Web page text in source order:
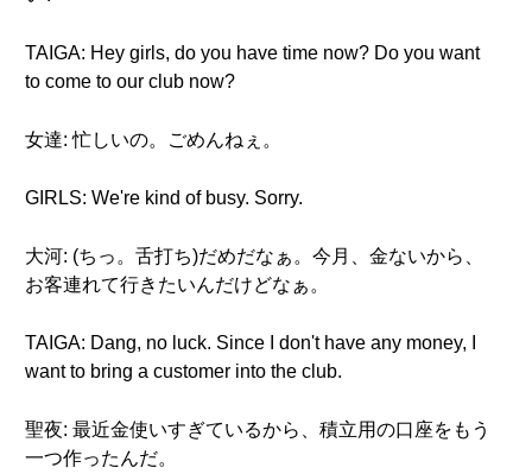
TAIGA: Hey girls, do you have time now? Do you want
to come to our club now?
女達: 忙しいの。ごめんねぇ。
GIRLS: We're kind of busy. Sorry.
大河: (ちっ。舌打ち)だめだなぁ。今月、金ないから、
お客連れて行きたいんだけどなぁ。
TAIGA: Dang, no luck. Since I don't have any money, I
want to bring a customer into the club.
聖夜: 最近金使いすぎているから、積立用の口座をもう
一つ作ったんだ。